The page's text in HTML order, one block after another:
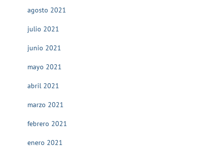
agosto 2021
julio 2021
junio 2021
mayo 2021
abril 2021
marzo 2021
febrero 2021
enero 2021